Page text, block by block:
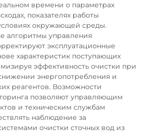
времени о параметрах
показателях работы
окружающей среды.
алгоритмы управления
эксплуатационные
характеристик поступающих
эффективность очистки при
энергопотребления и
реагентов. Возможности
позволяют управляющим
и техническим службам
наблюдение за
очистки сточных вод из